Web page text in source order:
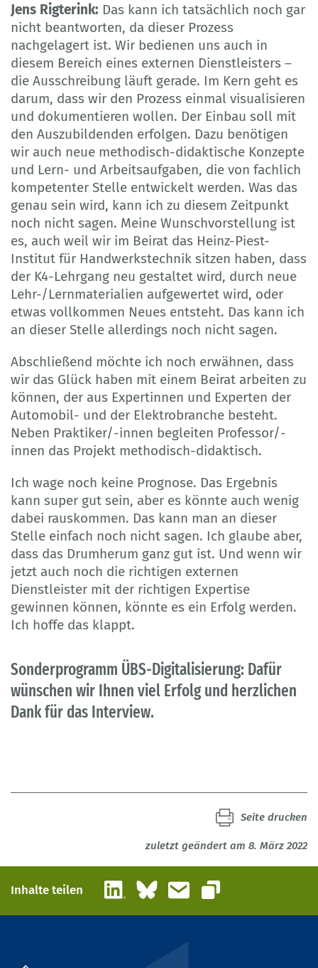
Jens Rigterink: Das kann ich tatsächlich noch gar
nicht beantworten, da dieser Prozess
nachgelagert ist. Wir bedienen uns auch in
diesem Bereich eines externen Dienstleisters –
die Ausschreibung läuft gerade. Im Kern geht es
darum, dass wir den Prozess einmal visualisieren
und dokumentieren wollen. Der Einbau soll mit
den Auszubildenden erfolgen. Dazu benötigen
wir auch neue methodisch-didaktische Konzepte
und Lern- und Arbeitsaufgaben, die von fachlich
kompetenter Stelle entwickelt werden. Was das
genau sein wird, kann ich zu diesem Zeitpunkt
noch nicht sagen. Meine Wunschvorstellung ist
es, auch weil wir im Beirat das Heinz-Piest-
Institut für Handwerkstechnik sitzen haben, dass
der K4-Lehrgang neu gestaltet wird, durch neue
Lehr-/Lernmaterialien aufgewertet wird, oder
etwas vollkommen Neues entsteht. Das kann ich
an dieser Stelle allerdings noch nicht sagen.
Abschließend möchte ich noch erwähnen, dass
wir das Glück haben mit einem Beirat arbeiten zu
können, der aus Expertinnen und Experten der
Automobil- und der Elektrobranche besteht.
Neben Praktiker/-innen begleiten Professor/-
innen das Projekt methodisch-didaktisch.
Ich wage noch keine Prognose. Das Ergebnis
kann super gut sein, aber es könnte auch wenig
dabei rauskommen. Das kann man an dieser
Stelle einfach noch nicht sagen. Ich glaube aber,
dass das Drumherum ganz gut ist. Und wenn wir
jetzt auch noch die richtigen externen
Dienstleister mit der richtigen Expertise
gewinnen können, könnte es ein Erfolg werden.
Ich hoffe das klappt.
Sonderprogramm ÜBS-Digitalisierung: Dafür
wünschen wir Ihnen viel Erfolg und herzlichen
Dank für das Interview.
zuletzt geändert am 8. März 2022
Seite drucken
Inhalte teilen LinkedInBlueskyE-Mail
Link kopieren